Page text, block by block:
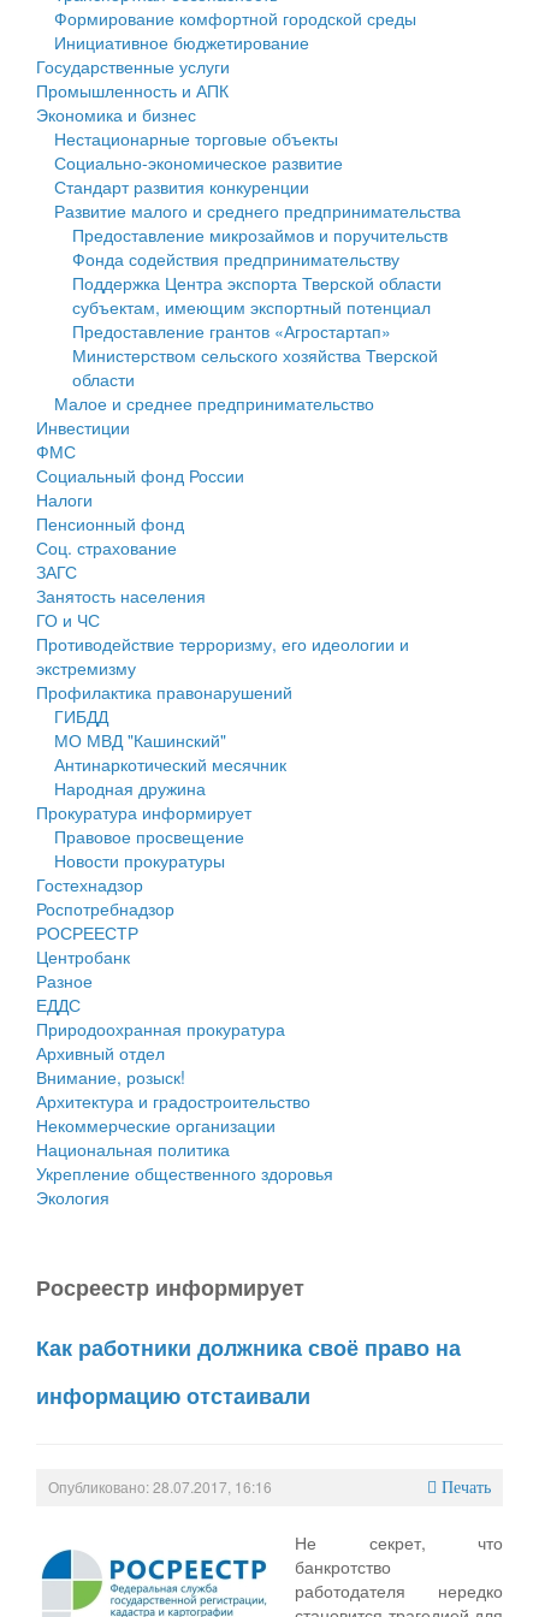
Государственные услуги
Промышленность и АПК
Экономика и бизнес
Символика
Устав
Гостям округа
Туризм
Культура
Образование
Здравоохранение
Социальная защита
Фотоальбом
муниципального округа Тверской области
Администрация Кашинского муниципального округа
Тверской области
Управление сельскими территориями
Открытые данные
Работа с обращениями граждан
Муниципальный контроль
Муниципальные услуги
Проекты административных регламентов
Антимонопольный комплаенс
Противодействие коррупции
Финансовое управление
Бюджет для граждан
Имущество
Выявление правообладателей ранее учтенных
объектов недвижимости
Имущественная поддержка субъектов малого и
среднего предпринимательства
Информационная поддержка субъектов малого и
среднего предпринимательства
Муниципальные программы
Контрольно-счетная палата
Персональные данные
Оценка регулирующего воздействия
Деятельность МУ
Нормативы градостроительного проектирования
Правила землепользования и застройки
Генеральные планы
Проекты планировки территории
Собрание депутатов
Городское поселение
Сельские поселения
Формирование комфортной городской среды
Инициативное бюджетирование
Государственные услуги
Промышленность и АПК
Экономика и бизнес
Нестационарные торговые объекты
Социально-экономическое развитие
Стандарт развития конкуренции
Развитие малого и среднего предпринимательства
Предоставление микрозаймов и поручительств
Фонда содействия предпринимательству
Поддержка Центра экспорта Тверской области
субъектам, имеющим экспортный потенциал
Предоставление грантов «Агростартап»
Министерством сельского хозяйства Тверской
области
Малое и среднее предпринимательство
Инвестиции
ФМС
Социальный фонд России
Налоги
Пенсионный фонд
Соц. страхование
ЗАГС
Занятость населения
ГО и ЧС
Противодействие терроризму, его идеологии и
экстремизму
Профилактика правонарушений
ГИБДД
МО МВД "Кашинский"
Антинаркотический месячник
Народная дружина
Прокуратура информирует
Правовое просвещение
Новости прокуратуры
Гостехнадзор
Роспотребнадзор
РОСРЕЕСТР
Центробанк
Разное
ЕДДС
Природоохранная прокуратура
Архивный отдел
Внимание, розыск!
Архитектура и градостроительство
Некоммерческие организации
Национальная политика
Укрепление общественного здоровья
Экология
Росреестр информирует
Как работники должника своё право на
информацию отстаивали
Опубликовано: 28.07.2017, 16:16 Печать
Не секрет, что
банкротство
работодателя нередко